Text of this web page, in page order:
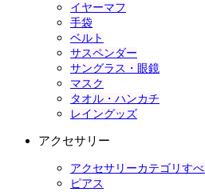
イヤーマフ
手袋
ベルト
サスペンダー
サングラス・眼鏡
マスク
タオル・ハンカチ
レイングッズ
アクセサリー
アクセサリーカテゴリす
ピアス